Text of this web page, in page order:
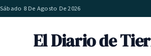
Sábado 8 De Agosto De 2026
El Diario de